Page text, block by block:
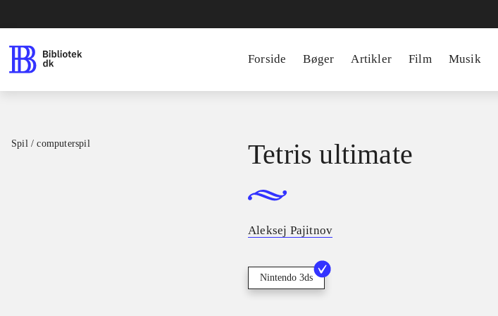
Forside Bøger Artikler Film Musik
Spil / computerspil Tetris ultimate
Aleksej Pajitnov
Nintendo 3ds